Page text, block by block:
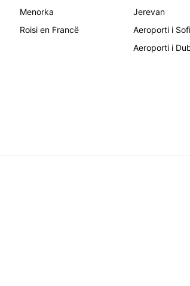
Menorka
Roisi en Francë
Jerevan
Aeroporti i
Aeroporti i